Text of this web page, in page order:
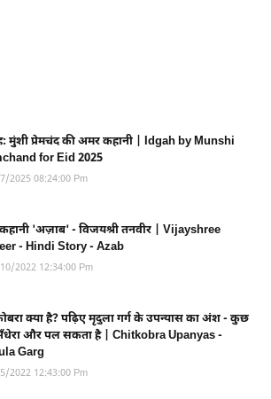
मुंशी प्रेमचंद की अमर कहानी | Idgah by Munshi
for Eid 2025
2025 08:24:00 Pm
कहानी 'अज़ाब' - विजयश्री तनवीर | Vijayshree
- Hindi Story - Azab
2022 12:34:00 Pm
क्या है? पढ़िए मृदुला गर्ग के उपन्यास का अंश - कुछ
और पल सकता है | Chitkobra Upanyas -
Garg
2022 12:43:00 Pm